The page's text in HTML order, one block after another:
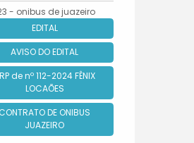
23 - onibus de juazeiro
EDITAL
AVISO DO EDITAL
de nº 112-2024 FÊNIX
LOCAÕES
CONTRATO DE ONIBUS
JUAZEIRO